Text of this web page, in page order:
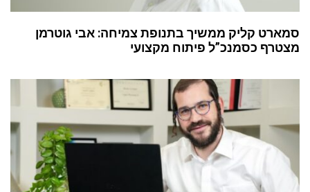
סמארט קליק ממשיך בתנופת צמיחה: אבי גוטרמן
מצטרף כסמנכ”ל פיתוח מקצועי